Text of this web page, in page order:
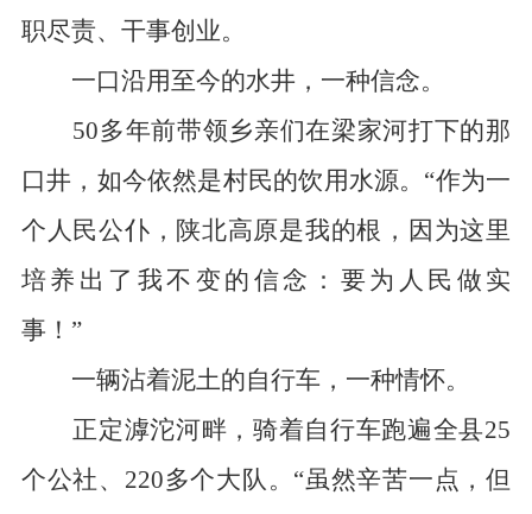
职尽责、干事创业。
一口沿用至今的水井，一种信念。
50多年前带领乡亲们在梁家河打下的那
口井，如今依然是村民的饮用水源。“作为一
个人民公仆，陕北高原是我的根，因为这里
培养出了我不变的信念：要为人民做实
事！”
一辆沾着泥土的自行车，一种情怀。
正定滹沱河畔，骑着自行车跑遍全县25
个公社、220多个大队。“虽然辛苦一点，但